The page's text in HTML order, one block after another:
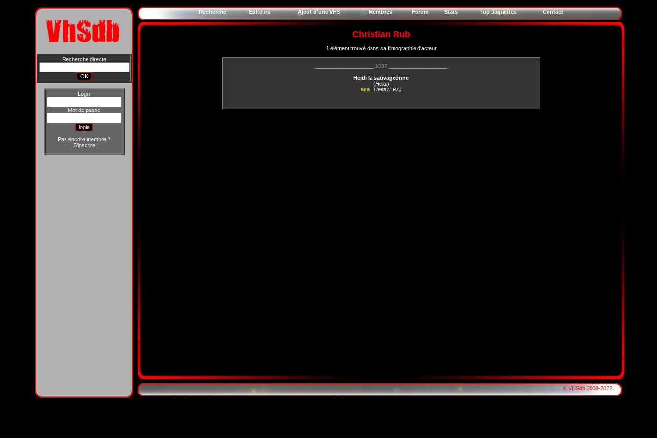
Recherche directe
Login
Mot de passe
Pas encore membre ?
S'inscrire
Recherche Editeurs Ajout d'une VHS Membres Forum Stats Top Jaquettes Contact
Christian Rub
1élément trouvé dans sa filmographie d'acteur
1937____________________
Heidi la sauvageonne
(Heidi)
aka : Heidi (FRA)
© VHSdb 2008-2022